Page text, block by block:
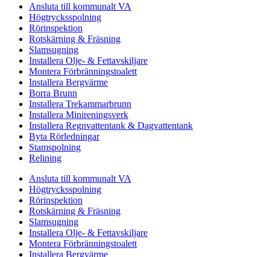
Ansluta till kommunalt VA
Högtrycksspolning
Rörinspektion
Rotskärning & Fräsning
Slamsugning
Installera Olje- & Fettavskiljare
Montera Förbränningstoalett
Installera Bergvärme
Borra Brunn
Installera Trekammarbrunn
Installera Minireningsverk
Installera Regnvattentank & Dagvattentank
Byta Rörledningar
Stamspolning
Relining
Ansluta till kommunalt VA
Högtrycksspolning
Rörinspektion
Rotskärning & Fräsning
Slamsugning
Installera Olje- & Fettavskiljare
Montera Förbränningstoalett
Installera Bergvärme